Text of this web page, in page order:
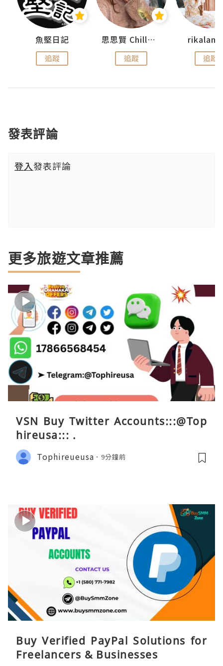
魚堅日記
追蹤
思思賢 ChillMyBabe
追蹤 追蹤
發表評論
登入發表評論
更多旅遊文章推薦
VSN Buy Twitter Accounts:::@Top
hireusa::: .
Tophireueusa 9分鐘前
Buy Verified PayPal Solutions for
Freelancers & Businesses